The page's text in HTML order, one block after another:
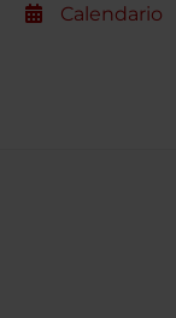
Calendario